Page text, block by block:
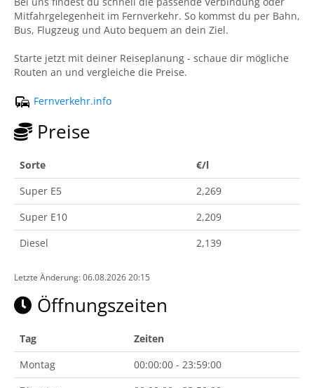
Mitfahrgelegenheit im Fernverkehr. So kommst du per Bahn,
Bus, Flugzeug und Auto bequem an dein Ziel.
Starte jetzt mit deiner Reiseplanung - schaue dir mögliche
Routen an und vergleiche die Preise.
Fernverkehr.info
Preise
Sorte
€/l
Super E5
2,269
Super E10
2,209
Diesel
2,139
Letzte Änderung: 06.08.2026 20:15
Öffnungszeiten
Tag
Zeiten
Montag
00:00:00 - 23:59:00